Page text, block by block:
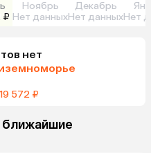
₽
Ноябрь
Нет данных
Декабрь
Нет данныхНет
нет
572 ₽
ближайшие